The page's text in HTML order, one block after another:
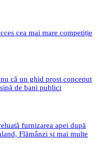
cea mai mare competiție
că un ghid prost conceput
de bani publici
furnizarea apei după
Flămânzi și mai multe